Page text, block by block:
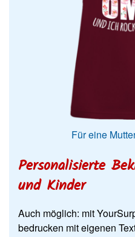
Für eine
Personalisierte
und Kinder
Auch möglich: mit
bedrucken mit eigenen